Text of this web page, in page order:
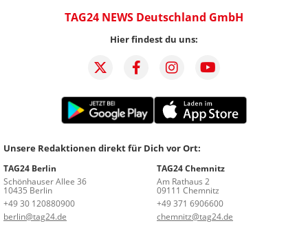
TAG24 NEWS Deutschland GmbH
Hier findest du uns:
Unsere Redaktionen direkt für Dich vor Ort:
TAG24 Berlin
Schönhauser Allee 36
10435 Berlin
+49 30 120880900
berlin@tag24.de
TAG24 Chemnitz
Am Rathaus 2
09111 Chemnitz
+49 371 6906600
chemnitz@tag24.de